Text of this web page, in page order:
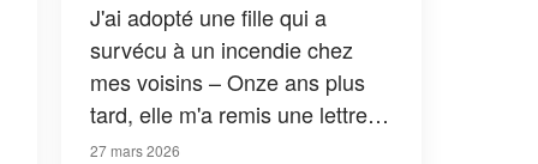
J'ai adopté une fille qui a
survécu à un incendie chez
mes voisins – Onze ans plus
tard, elle m'a remis une lettre
qui révélait la vérité sur cette
27 mars 2026